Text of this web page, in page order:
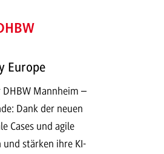
Europe
Mannheim –
Dank der neuen
Cases und agile
stärken ihre KI-